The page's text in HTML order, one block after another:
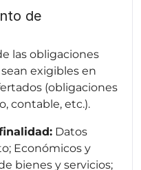
de
las obligaciones
exigibles en
(obligaciones
contable, etc.).
Datos
Económicos y
bienes y servicios;